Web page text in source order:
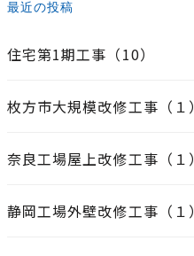
最近の投稿
住宅第1期工事（10）
枚方市大規模改修工事（１）
奈良工場屋上改修工事（１）
静岡工場外壁改修工事（１）